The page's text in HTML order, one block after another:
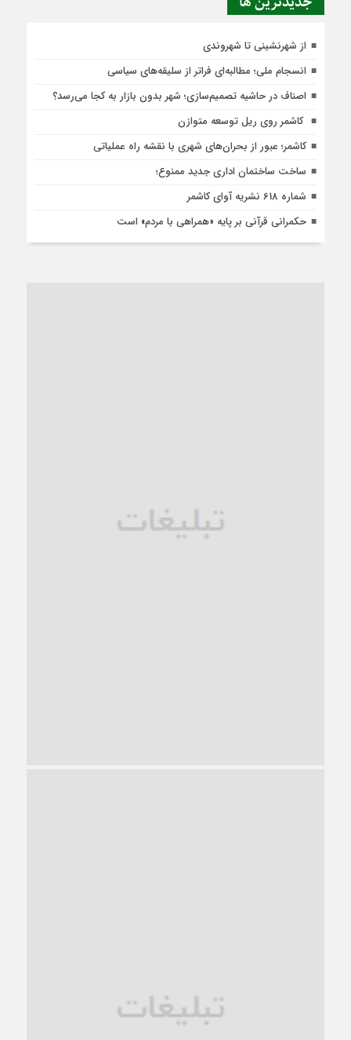
از شهرنشینی تا شهروندی
انسجام ملی؛ مطالبه‌ای فراتر از سلیقه‌های سیاسی
اصناف در حاشیه تصمیم‌سازی؛ شهر بدون بازار به کجا می‌رسد؟
کاشمر روی ریل توسعه متوازن
کاشمر؛ عبور از بحران‌های شهری با نقشه راه عملیاتی
ساخت ساختمان اداری جدید ممنوع؛
شماره 618 نشریه آوای کاشمر
حکمرانی قرآنی بر پایه «همراهی با مردم» است